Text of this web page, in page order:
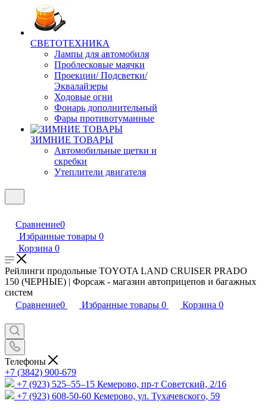
СВЕТОТЕХНИКА
Лампы для автомобиля
Проблесковые маячки
Проекции/ Подсветки/
Эквалайзеры
Ходовые огни
Фонарь дополнительный
Фары противотуманные
ЗИМНИЕ ТОВАРЫ
Автомобильные щетки и
скребки
Утеплители двигателя
Сравнение0
Избранные товары 0
Корзина 0
Рейлинги продольные TOYOTA LAND CRUISER PRADO
150 (ЧЕРНЫЕ) | Форсаж - магазин автоприцепов и багажных
систем
Сравнение0 Избранные товары 0 Корзина 0
Телефоны
+7 (3842) 900-679
+7 (923) 525–55–15 Кемерово, пр-т Советский, 2/16
+7 (923) 608-50-60 Кемерово, ул. Тухачевского, 59